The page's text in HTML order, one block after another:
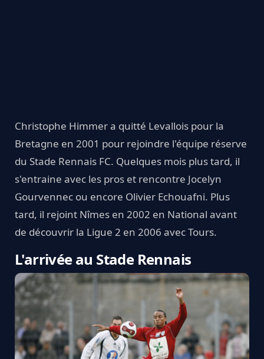
Christophe Himmer a quitté Levallois pour la
Bretagne en 2001 pour rejoindre l'équipe réserve
du Stade Rennais FC. Quelques mois plus tard, il
s'entraine avec les pros et rencontre Jocelyn
Gourvennec ou encore Olivier Echouafni. Plus
tard, il rejoint Nîmes en 2002 en National avant
de découvrir la Ligue 2 en 2006 avec Tours.
L'arrivée au Stade Rennais